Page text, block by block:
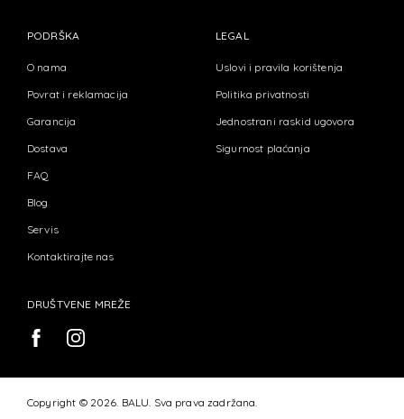
PODRŠKA
O nama
Povrat i reklamacija
Garancija
Dostava
FAQ
Blog
Servis
Kontaktirajte nas
LEGAL
Uslovi i pravila korištenja
Politika privatnosti
Jednostrani raskid ugovora
Sigurnost plaćanja
DRUŠTVENE MREŽE
Copyright © 2026. BALU. Sva prava zadržana.